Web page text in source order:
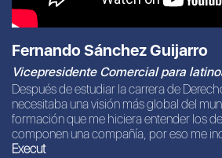
Fernando Sánchez Guijarro
Vicepresidente Comercial para
Después de estudiar la carrera de
necesitaba una visión más global del
formación que me hiciera entender los
componen una compañía, por eso me
Execut